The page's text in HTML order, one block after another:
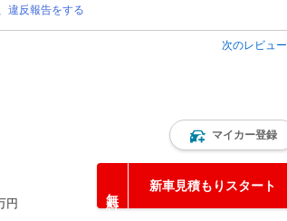
違反報告をする
次のレビュー
マイカー登録
円
新車見積もりスタート